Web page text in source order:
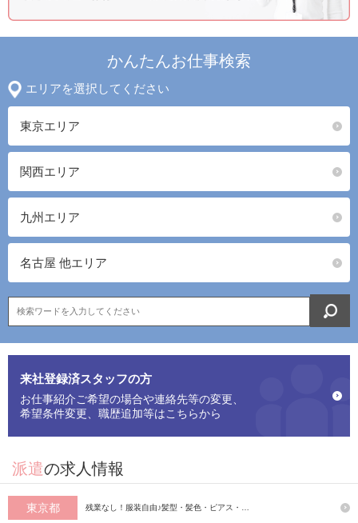
かんたんお仕事検索
エリアを選択してください
東京エリア
関西エリア
九州エリア
名古屋 他エリア
来社登録済スタッフの方
お仕事紹介ご希望の場合や連絡先等の変更、
希望条件変更、職歴追加等はこちらから
派遣の求人情報
東京都 残業なし！服装自由♪髪型・髪色・ピアス・…